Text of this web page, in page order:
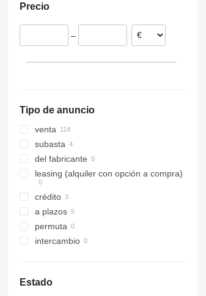
8035
8045
8080
8085
JS
Precio
–
Tipo de anuncio
venta
subasta
del fabricante
leasing (alquiler con opción a compra)
crédito
a plazos
permuta
intercambio
Estado